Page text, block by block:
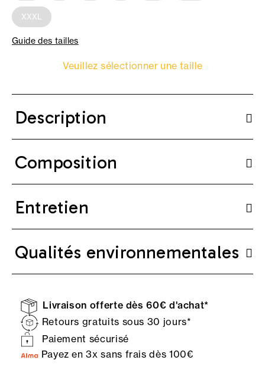
XXXL
Guide des tailles
Veuillez sélectionner une taille
Description
Composition
Entretien
Qualités environnementales
Livraison offerte dès 60€ d'achat*
Retours gratuits sous 30 jours*
Paiement sécurisé
Payez en 3x sans frais dès 100€